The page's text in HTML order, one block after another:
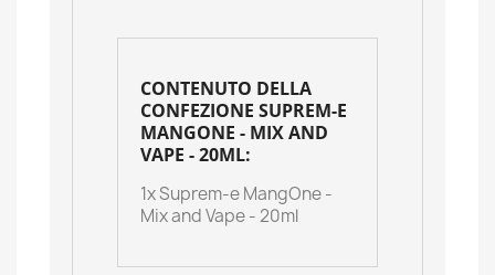
CONTENUTO DELLA
CONFEZIONE SUPREM-E
MANGONE - MIX AND
VAPE - 20ML:
1x Suprem-e MangOne -
Mix and Vape - 20ml